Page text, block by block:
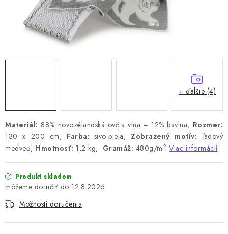
Materiál: 88% novozélandská ovčia vlna + 12% bavlna, Rozmer:
130 x 200 cm, Farba: sivo-biela, Zobrazený motív: ľadový
medveď, Hmotnosť: 1,2 kg, Gramáž: 480g/m 2 Viac informácií
Produkt skladom
12.8.2026
Možnosti doručenia
+ ďalšie (4)